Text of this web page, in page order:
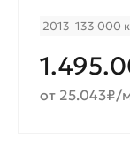
2013 133 000
от 25.043₽/